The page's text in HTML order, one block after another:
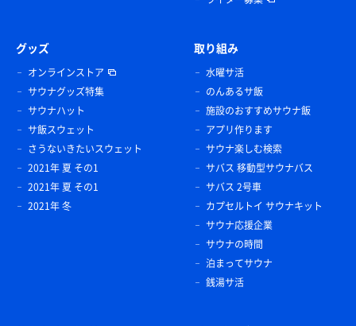
グッズ
オンラインストア
サウナグッズ特集
サウナハット
サ飯スウェット
さうないきたいスウェット
2021年 夏 その1
2021年 夏 その1
2021年 冬
取り組み
水曜サ活
のんあるサ飯
施設のおすすめサウナ飯
アプリ作ります
サウナ楽しむ検索
サバス 移動型サウナバス
サバス 2号車
カプセルトイ サウナキット
サウナ応援企業
サウナの時間
泊まってサウナ
銭湯サ活